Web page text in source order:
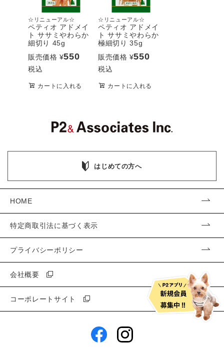
☆リニューアル☆
ペティオ アドメイ
ト ササミやわらか
細切り 45g
販売価格 ¥550
税込
カートに入れる
☆リニューアル☆
ペティオ アドメイ
ト ササミやわらか
極細切り 35g
販売価格 ¥550
税込
カートに入れる
はじめての方へ
HOME
特定商取引法に基づく表示
プライバシーポリシー
会社概要
コーポレートサイト